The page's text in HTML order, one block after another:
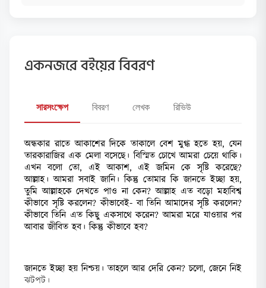
একনজরে বইয়ের বিবরণ
সারসংক্ষেপ বিবরণ লেখক রিভিউ
অন্ধকার রাতে আকাশের দিকে তাকালে বেশ মুগ্ধ হতে হয়, যেন
তারকারাজির এক মেলা বসেছে। বিস্মিত চোখে আমরা চেয়ে থাকি।
এখন বলো তো, এই আকাশ, এই জমিন কে সৃষ্টি করেছে?
আল্লাহ। আমরা সবাই জানি। কিন্তু তোমার কি জানতে ইচ্ছা হয়,
তুমি আল্লাহকে দেখতে পাও না কেন? আল্লাহ এত বড়ো মহাবিশ্ব
কীভাবে সৃষ্টি করলেন? কীভাবেই- বা তিনি আমাদের সৃষ্টি করলেন?
কীভাবে তিনি এত কিছু একসাথে করেন? আমরা মরে যাওয়ার পর
আবার জীবিত হব। কিন্তু কীভাবে হব?
জানতে ইচ্ছা হয় নিশ্চয়। তাহলে আর দেরি কেন? চলো, জেনে নিই
ঝটপট।